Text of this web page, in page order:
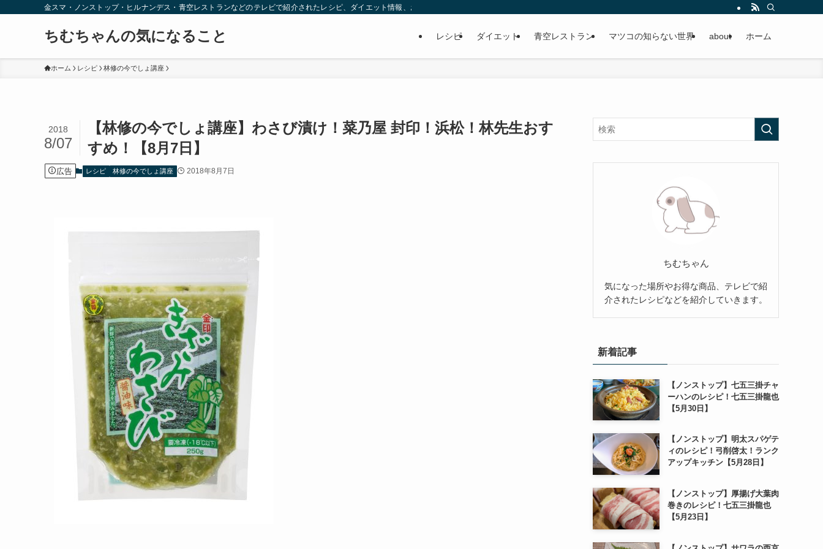
金スマ・ノンストップ・ヒルナンデス・青空レストランなどのテレビで紹介されたレシピ、ダイエット情報、お取り寄せなどを紹介します。
ちむちゃんの気になること レシピ ダイエット 青空レストラン マツコの知らない世界 about ホーム
ホーム レシピ 林修の今でしょ講座
【林修の今でしょ講座】わさび漬け！菜乃屋 封印！浜松！林先生おす
すめ！【8月7日】
2018
8/07
広告 レシピ 林修の今でしょ講座 2018年8月7日
ちむちゃん
気になった場所やお得な商品、テレビで紹
介されたレシピなどを紹介していきます。
新着記事
【ノンストップ】七五三掛チャ
ーハンのレシピ！七五三掛龍也
【5月30日】
【ノンストップ】明太スパゲテ
ィのレシピ！弓削啓太！ランク
アップキッチン【5月28日】
【ノンストップ】厚揚げ大葉肉
巻きのレシピ！七五三掛龍也
【5月23日】